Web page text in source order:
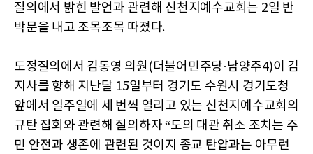
질의에서 밝힌 발언과 관련해 신천지예수교회는 2일 반
박문을 내고 조목조목 따졌다.
도정질의에서 김동영 의원(더불어민주당·남양주4)이 김
지사를 향해 지난달 15일부터 경기도 수원시 경기도청
앞에서 일주일에 세 번씩 열리고 있는 신천지예수교회의
규탄 집회와 관련해 질의하자 “도의 대관 취소 조치는 주
민 안전과 생존에 관련된 것이지 종교 탄압과는 아무런